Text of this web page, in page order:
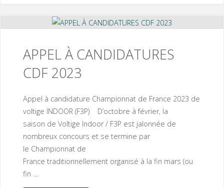
d’Or"
APPEL À CANDIDATURES
CDF 2023
Appel à candidature Championnat de France 2023 de
voltige INDOOR (F3P) D’octobre à février, la
saison de Voltige Indoor / F3P est jalonnée de
nombreux concours et se termine par
le Championnat de
France traditionnellement organisé à la fin mars (ou
fin …